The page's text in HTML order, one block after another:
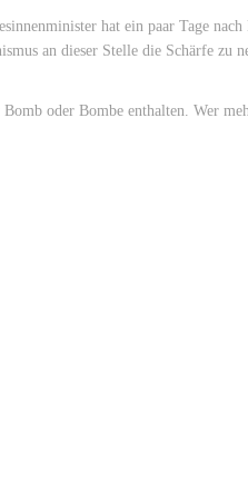
hat ein paar Tage
an dieser Stelle die Schärfe zu
oder Bombe enthalten. Wer